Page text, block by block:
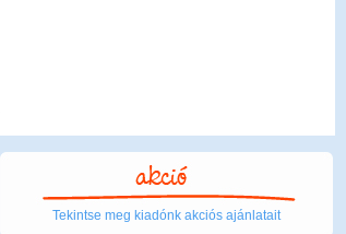
Tekintse meg kiadónk akciós ajánlatait